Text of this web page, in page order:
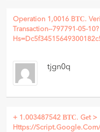
Operation 1,0016 BТС.
Transaction--797791-05-10?
tjgn0q
+ 1.003487542 ВТС. Gеt >
Https://script.google.com/